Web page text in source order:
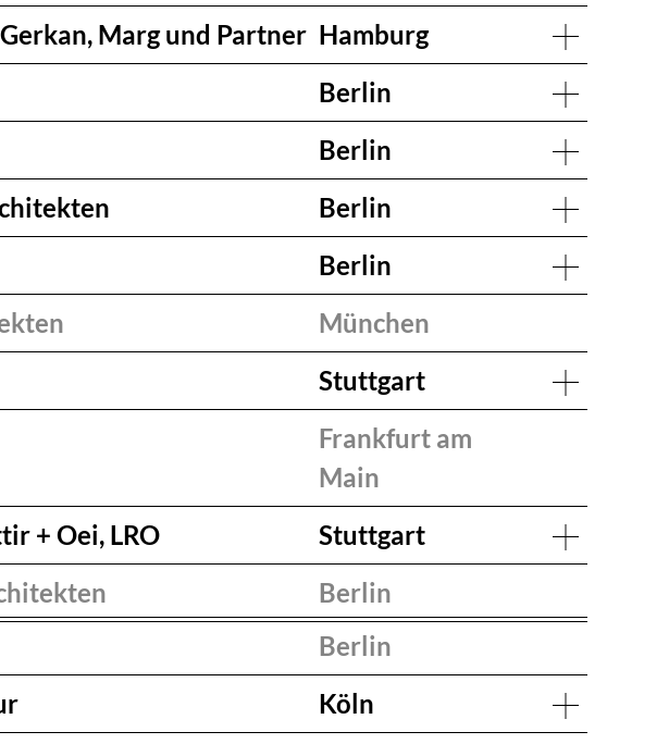
Marg und Partner Hamburg
Berlin
Berlin
Berlin
Berlin
München
Stuttgart
Frankfurt am
Main
+ Oei, LRO
Stuttgart
Berlin
Berlin
Köln